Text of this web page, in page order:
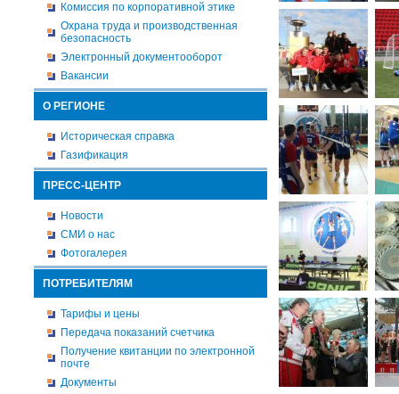
Комиссия по корпоративной этике
Охрана труда и производственная
безопасность
Электронный документооборот
Вакансии
О РЕГИОНЕ
Историческая справка
Газификация
ПРЕСС-ЦЕНТР
Новости
СМИ о нас
Фотогалерея
ПОТРЕБИТЕЛЯМ
Тарифы и цены
Передача показаний счетчика
Получение квитанции по электронной
почте
Документы